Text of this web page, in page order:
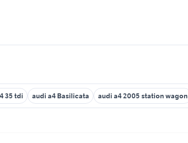
35 tdi audi a4 Basilicata audi a4 2005 station wagon